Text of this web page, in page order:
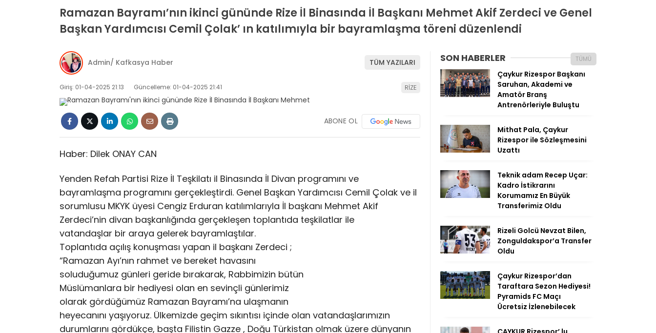
Ramazan Bayramı’nın ikinci gününde Rize İl Binasında İl Başkanı Mehmet Akif Zerdeci ve Genel
Başkan Yardımcısı Cemil Çolak’ ın katılımıyla bir bayramlaşma töreni düzenlendi
Admin/ Kafkasya Haber TÜM YAZILARI
Giriş: 01-04-2025 21:13 Güncelleme: 01-04-2025 21:41 RİZE
ABONE OL
Haber: Dilek ONAY CAN
Yenden Refah Partisi Rize İl Teşkilatı il Binasında İl Divan programını ve
bayramlaşma programını gerçekleştirdi. Genel Başkan Yardımcısı Cemil Çolak ve il
sorumlusu MKYK üyesi Cengiz Erduran katılımlarıyla İl başkanı Mehmet Akif
Zerdeci’nin divan başkanlığında gerçekleşen toplantıda teşkilatlar ile
vatandaşlar bir araya gelerek bayramlaştılar.
Toplantıda açılış konuşması yapan il başkanı Zerdeci ;
“Ramazan Ayı’nın rahmet ve bereket havasını
soluduğumuz günleri geride bırakarak, Rabbimizin bütün
Müslümanlara bir hediyesi olan en sevinçli günlerimiz
olarak gördüğümüz Ramazan Bayramı’na ulaşmanın
heyecanını yaşıyoruz. Ülkemizde geçim sıkıntısı içinde olan vatandaşlarımızın
durumlarını gördükçe, başta Filistin Gazze , Doğu Türkistan olmak üzere dünyanın
SON HABERLER TÜMÜ
Çaykur Rizespor Başkanı
Saruhan, Akademi ve
Amatör Branş
Antrenörleriyle Buluştu
Mithat Pala, Çaykur
Rizespor ile Sözleşmesini
Uzattı
Teknik adam Recep Uçar:
Kadro İstikrarını
Korumamız En Büyük
Transferimiz Oldu
Rizeli Golcü Nevzat Bilen,
Zonguldakspor’a Transfer
Oldu
Çaykur Rizespor’dan
Taraftara Sezon Hediyesi!
Pyramids FC Maçı
Ücretsiz İzlenebilecek